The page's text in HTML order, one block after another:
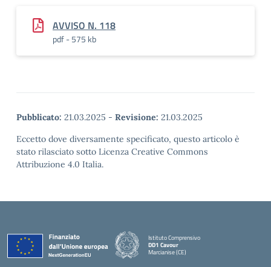
AVVISO N. 118
pdf - 575 kb
Pubblicato: 21.03.2025 - Revisione: 21.03.2025
Eccetto dove diversamente specificato, questo articolo è
stato rilasciato sotto Licenza Creative Commons
Attribuzione 4.0 Italia.
Istituto Comprensivo
DD1 Cavour
Marcianise (CE)